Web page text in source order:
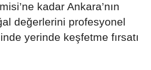
kadar Ankara’nın
değerlerini profesyonel
yerinde keşfetme fırsatı